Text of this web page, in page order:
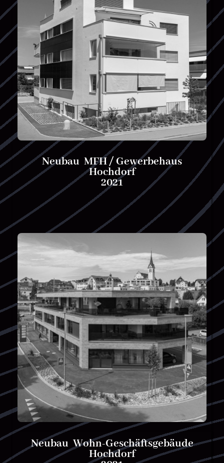
Neubau MFH / Gewerbehaus
Hochdorf
2021
Neubau Wohn-Geschäftsgebäude
Hochdorf